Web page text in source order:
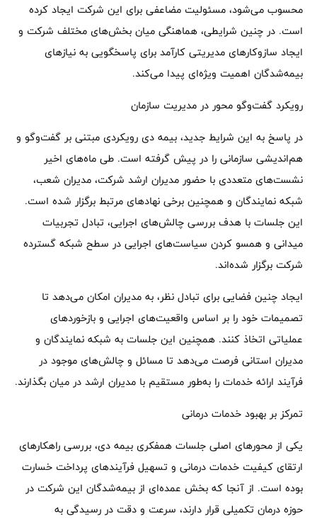
محسوب می‌شود، مسئولیت مضاعفی برای این شرکت ایجاد کرده
است. در چنین شرایطی، هماهنگی میان بخش‌های مختلف شرکت و
ایجاد سازوکارهای مدیریتی کارآمد برای پاسخگویی به نیازهای
بیمه‌شدگان اهمیت ویژه‌ای پیدا می‌کند.
رویکرد گفت‌وگو محور در مدیریت سازمان
در پاسخ به این شرایط جدید، بیمه دی رویکردی مبتنی بر گفت‌وگو و
هم‌اندیشی سازمانی را در پیش گرفته است. طی ماه‌های اخیر
نشست‌های متعددی با حضور مدیران ارشد شرکت، مدیران شعب،
شبکه نمایندگان و همچنین برخی نهادهای مرتبط برگزار شده است.
این جلسات با هدف بررسی چالش‌های اجرایی، تبادل تجربیات
میدانی و همسو کردن سیاست‌های اجرایی در سطح شبکه گسترده
شرکت برگزار شده‌اند.
ایجاد چنین فضایی برای تبادل نظر، به مدیران امکان می‌دهد تا
تصمیمات خود را بر اساس واقعیت‌های اجرایی و بازخوردهای
عملیاتی اتخاذ کنند. همچنین این جلسات به شبکه نمایندگان و
مدیران استانی فرصت می‌دهد تا مسائل و چالش‌های موجود در
فرآیند ارائه خدمات را به‌طور مستقیم با مدیران ارشد در میان بگذارند.
تمرکز بر بهبود خدمات درمانی
یکی از محورهای اصلی جلسات همفکری بیمه دی، بررسی راهکارهای
ارتقای کیفیت خدمات درمانی و تسهیل فرآیندهای پرداخت خسارت
بوده است. از آنجا که بخش عمده‌ای از بیمه‌شدگان این شرکت در
حوزه درمان تکمیلی قرار دارند، سرعت و دقت در رسیدگی به